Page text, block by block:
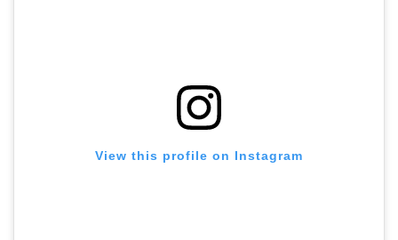
View this profile on Instagram